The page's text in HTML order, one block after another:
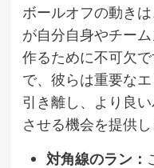
ボールオフの動き
が自分自身やチー
作るために不可欠
で、彼らは重要な
引き離し、より良
させる機会を提供し
対角線のラン：